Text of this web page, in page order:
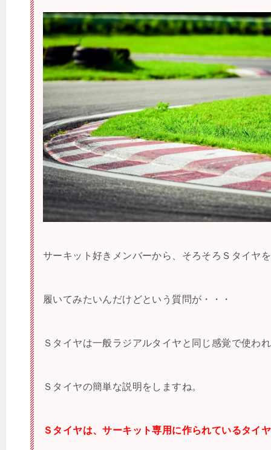
サーキット好きメンバーから、そろそろＳタイヤを
履いてみたいんだけどという質問が・・・
Ｓタイヤは一般ラジアルタイヤと同じ感覚で使わ
Ｓタイヤの簡単な説明をしますね。
Ｓタイヤは、サーキット専用に作られているタイ